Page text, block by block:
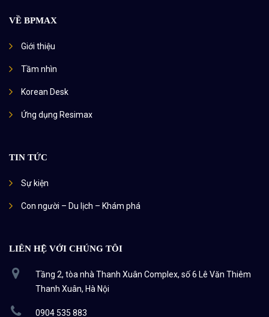
VỀ BPMAX
Giới thiệu
Tầm nhìn
Korean Desk
Ứng dụng Resimax
TIN TỨC
Sự kiện
Con người – Du lịch – Khám phá
LIÊN HỆ VỚI CHÚNG TÔI
Tầng 2, tòa nhà Thanh Xuân Complex, số 6 Lê Văn Thiêm
Thanh Xuân, Hà Nội
0904 535 883